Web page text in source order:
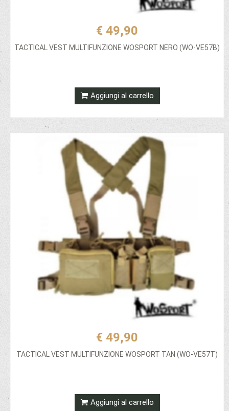
€ 49,90
TACTICAL VEST MULTIFUNZIONE WOSPORT NERO (WO-VE57B)
Aggiungi al carrello
€ 49,90
TACTICAL VEST MULTIFUNZIONE WOSPORT TAN (WO-VE57T)
Aggiungi al carrello